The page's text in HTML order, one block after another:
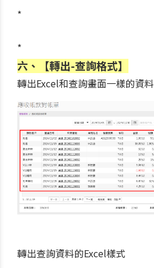
*
*
六、【轉出-查詢格式】
轉出Excel和查詢畫面一樣的資料
轉出查詢資料的Excel樣式